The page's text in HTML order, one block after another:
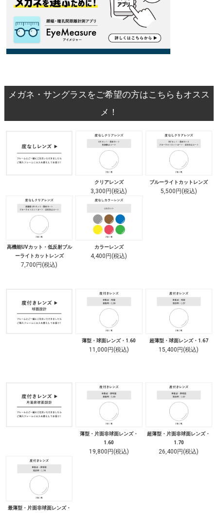
メガネ・サングラスをご希望の方はこちらもオスス
メ！
クリアレンズ
3,300円(税込)
ブルーライトカットレンズ
5,500円(税込)
高機能UVカット・低反射ブル
ーライトカットレンズ
7,700円(税込)
カラーレンズ
4,400円(税込)
薄型・球面レンズ・1.60
11,000円(税込)
超薄型・球面レンズ・1.67
15,400円(税込)
薄型・片面非球面レンズ・
1.60
19,800円(税込)
超薄型・片面非球面レンズ・
1.70
26,400円(税込)
最薄型・片面非球面レンズ・